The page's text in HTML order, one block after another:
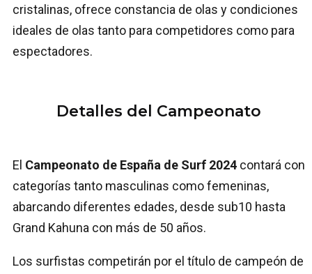
cristalinas, ofrece constancia de olas y condiciones
ideales de olas tanto para competidores como para
espectadores.
Detalles del Campeonato
El Campeonato de España de Surf 2024 contará con
categorías tanto masculinas como femeninas,
abarcando diferentes edades, desde sub10 hasta
Grand Kahuna con más de 50 años.
Los surfistas competirán por el título de campeón de